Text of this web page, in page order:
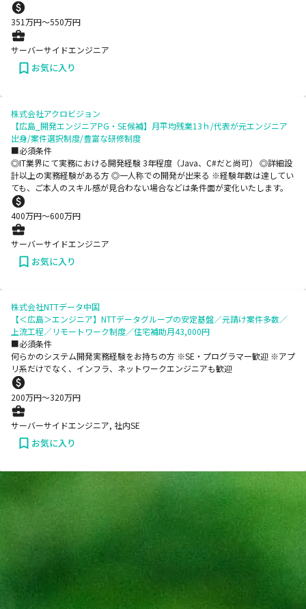
351万円〜550万円
サーバーサイドエンジニア
お気に入り
株式会社アクロビジョン
【広島_開発エンジニアPG・SE候補】月平均残業13ｈ/代表が元エンジニア
出身/案件選択制度/豊富な研修制度
■必須条件
◎IT業界にて実務における開発経験 3年程度（Java、C#だと尚可） ◎詳細設
計以上の実務経験がある方 ◎一人称での開発が出来る ※経験年数は達してい
ても、ご本人のスキル感が見合わない場合などは条件面が変化いたします。
400万円〜600万円
サーバーサイドエンジニア
お気に入り
株式会社NTTデータ中国
【＜広島＞エンジニア】NTTデータグループの安定基盤／元請け案件多数／
上流工程／リモートワーク制度／住宅補助月43,000円
■必須条件
何らかのシステム開発実務経験をお持ちの方 ※SE・プログラマー歓迎 ※アプ
リ系だけでなく、インフラ、ネットワークエンジニアも歓迎
200万円〜320万円
サーバーサイドエンジニア, 社内SE
お気に入り